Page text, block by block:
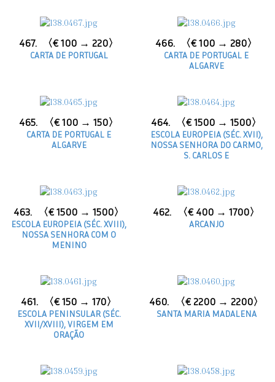
467. 〈€ 100 → 220〉
CARTA DE PORTUGAL
466. 〈€ 100 → 280〉
CARTA DE PORTUGAL E
ALGARVE
465. 〈€ 100 → 150〉
CARTA DE PORTUGAL E
ALGARVE
464. 〈€ 1500 → 1500〉
ESCOLA EUROPEIA (SÉC. XVII),
NOSSA SENHORA DO CARMO,
S. CARLOS E
463. 〈€ 1500 → 1500〉
ESCOLA EUROPEIA (SÉC. XVIII),
NOSSA SENHORA COM O
MENINO
462. 〈€ 400 → 1700〉
ARCANJO
461. 〈€ 150 → 170〉
ESCOLA PENINSULAR (SÉC.
XVII/XVIII), VIRGEM EM
ORAÇÃO
460. 〈€ 2200 → 2200〉
SANTA MARIA MADALENA